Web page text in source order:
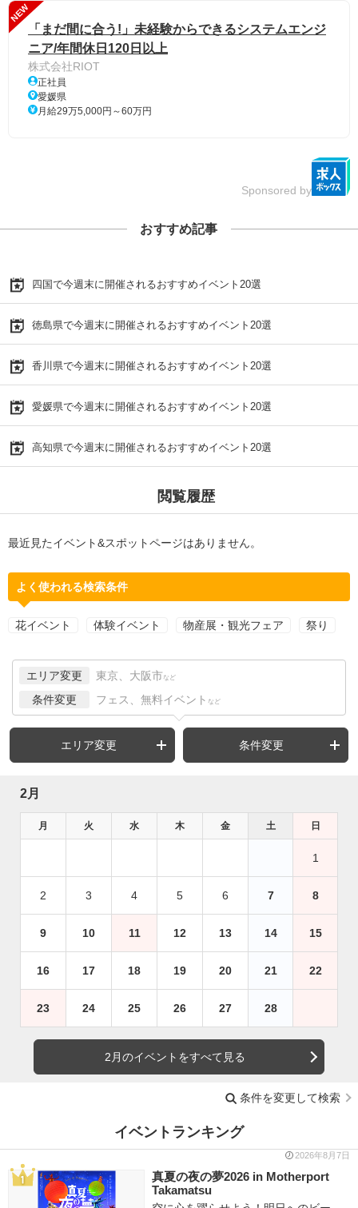
NEW
「まだ間に合う!」未経験からできるシステムエンジ
ニア/年間休日120日以上
株式会社RIOT
正社員
愛媛県
月給29万5,000円～60万円
Sponsored by
おすすめ記事
四国で今週末に開催されるおすすめイベント20選
徳島県で今週末に開催されるおすすめイベント20選
香川県で今週末に開催されるおすすめイベント20選
愛媛県で今週末に開催されるおすすめイベント20選
高知県で今週末に開催されるおすすめイベント20選
閲覧履歴
最近見たイベント&スポットページはありません。
よく使われる検索条件
花イベント 体験イベント 物産展・観光フェア 祭り
エリア変更 東京、大阪市 など
条件変更 フェス、無料イベント など
エリア変更 条件変更
2月
月 火 水 木 金 土 日
1
2 3 4 5 6 7 8
9 10 11 12 13 14 15
16 17 18 19 20 21 22
23 24 25 26 27 28
2月のイベントをすべて見る
条件を変更して検索
イベントランキング
2026年8月7日
真夏の夜の夢2026 in Motherport
Takamatsu